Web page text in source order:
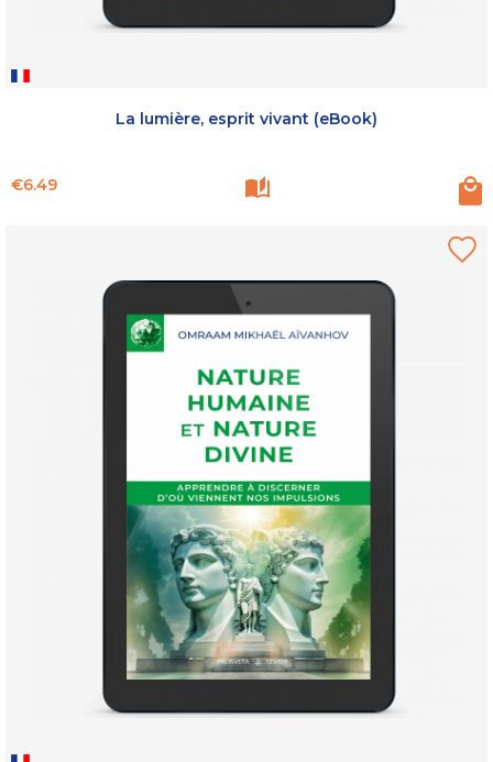
La lumière, esprit vivant (eBook)
Price
€6.49